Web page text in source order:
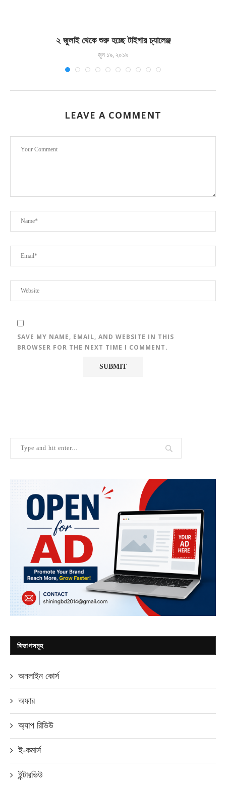
২ জুলাই থেকে শুরু হচ্ছে টাইগার চ্যালেঞ্জ
জুন ১৯, ২০১৯
LEAVE A COMMENT
SAVE MY NAME, EMAIL, AND WEBSITE IN THIS
BROWSER FOR THE NEXT TIME I COMMENT.
বিভাগসমূহ
অনলাইন কোর্স
অফার
অ্যাপ রিভিউ
ই-কমার্স
ইন্টারভিউ